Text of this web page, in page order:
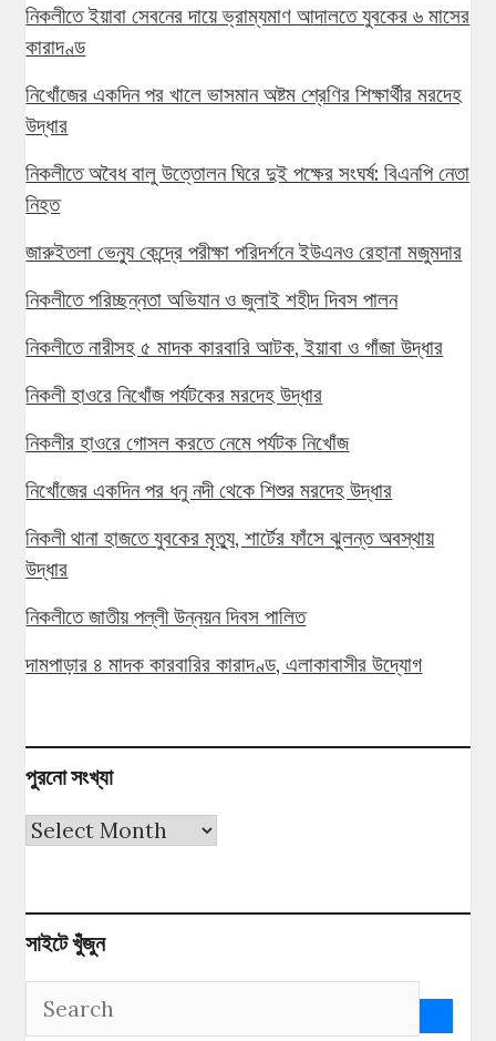
নিকলীতে ইয়াবা সেবনের দায়ে ভ্রাম্যমাণ আদালতে যুবকের ৬ মাসের
কারাদণ্ড
নিখোঁজের একদিন পর খালে ভাসমান অষ্টম শ্রেণির শিক্ষার্থীর মরদেহ
উদ্ধার
নিকলীতে অবৈধ বালু উত্তোলন ঘিরে দুই পক্ষের সংঘর্ষ: বিএনপি নেতা
নিহত
জারুইতলা ভেন্যু কেন্দ্রে পরীক্ষা পরিদর্শনে ইউএনও রেহানা মজুমদার
নিকলীতে পরিচ্ছন্নতা অভিযান ও জুলাই শহীদ দিবস পালন
নিকলীতে নারীসহ ৫ মাদক কারবারি আটক, ইয়াবা ও গাঁজা উদ্ধার
নিকলী হাওরে নিখোঁজ পর্যটকের মরদেহ উদ্ধার
নিকলীর হাওরে গোসল করতে নেমে পর্যটক নিখোঁজ
নিখোঁজের একদিন পর ধনু নদী থেকে শিশুর মরদেহ উদ্ধার
নিকলী থানা হাজতে যুবকের মৃত্যু, শার্টের ফাঁসে ঝুলন্ত অবস্থায়
উদ্ধার
নিকলীতে জাতীয় পল্লী উন্নয়ন দিবস পালিত
দামপাড়ার ৪ মাদক কারবারির কারাদণ্ড, এলাকাবাসীর উদ্যোগ
পুরনো সংখ্যা
পুরনো
সাইটে খুঁজুন